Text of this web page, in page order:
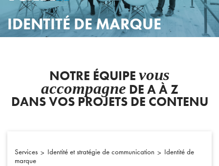
IDENTITÉ DE MARQUE
NOTRE ÉQUIPE vous
accompagne DE A À Z
DANS VOS PROJETS DE CONTENU
Services Identité et stratégie de communication
Identité de
marque